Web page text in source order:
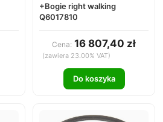
+Bogie right walking
Q6017810
Cena: 16 807,40 zł
(zawiera 23.00% VAT)
Do koszyka